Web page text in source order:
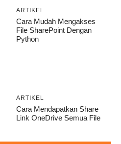
ARTIKEL
Cara Mudah Mengakses
File SharePoint Dengan
Python
ARTIKEL
Cara Mendapatkan Share
Link OneDrive Semua File